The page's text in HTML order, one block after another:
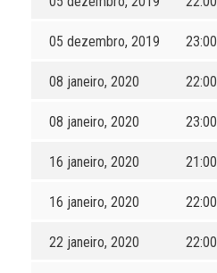
05 dezembro, 2019 23:00
08 janeiro, 2020 22:00
08 janeiro, 2020 23:00
16 janeiro, 2020 21:00
16 janeiro, 2020 22:00
22 janeiro, 2020 22:00